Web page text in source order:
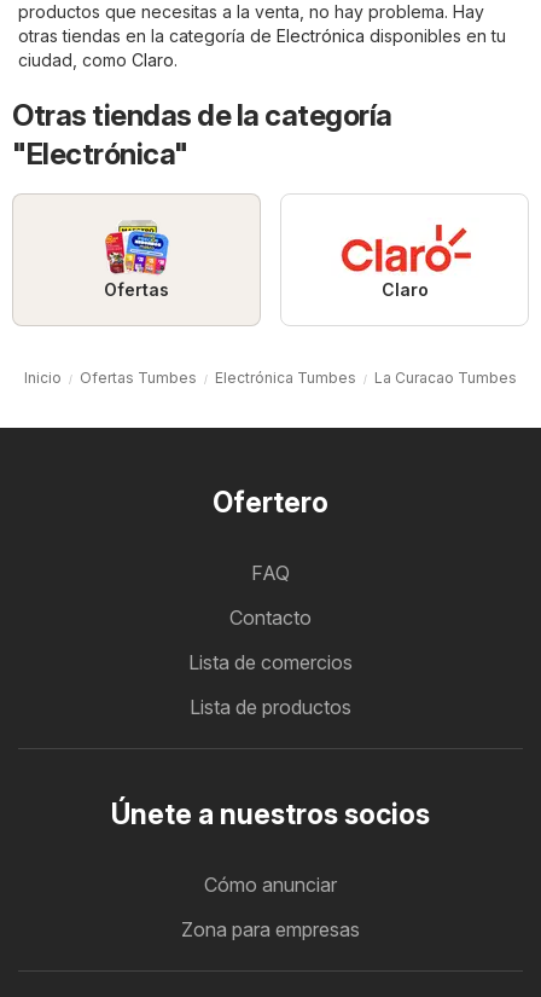
productos que necesitas a la venta, no hay problema. Hay
otras tiendas en la categoría de Electrónica disponibles en tu
ciudad, como Claro.
Otras tiendas de la categoría
"Electrónica"
Ofertas Claro
Inicio Ofertas Tumbes Electrónica Tumbes La Curacao Tumbes
Ofertero
FAQ
Contacto
Lista de comercios
Lista de productos
Únete a nuestros socios
Cómo anunciar
Zona para empresas